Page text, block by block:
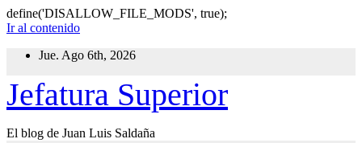
define('DISALLOW_FILE_MODS', true);
Ir al contenido
Jue. Ago 6th, 2026
Jefatura Superior
El blog de Juan Luis Saldaña